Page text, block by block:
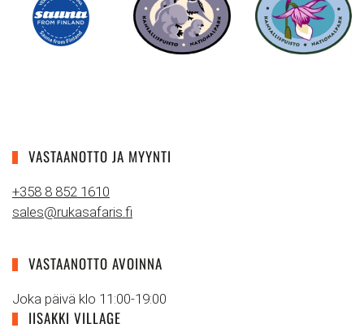
VASTAANOTTO JA MYYNTI
+358 8 852 1610
sales@rukasafaris.fi
VASTAANOTTO AVOINNA
Joka päivä klo 11:00-19:00
IISAKKI VILLAGE